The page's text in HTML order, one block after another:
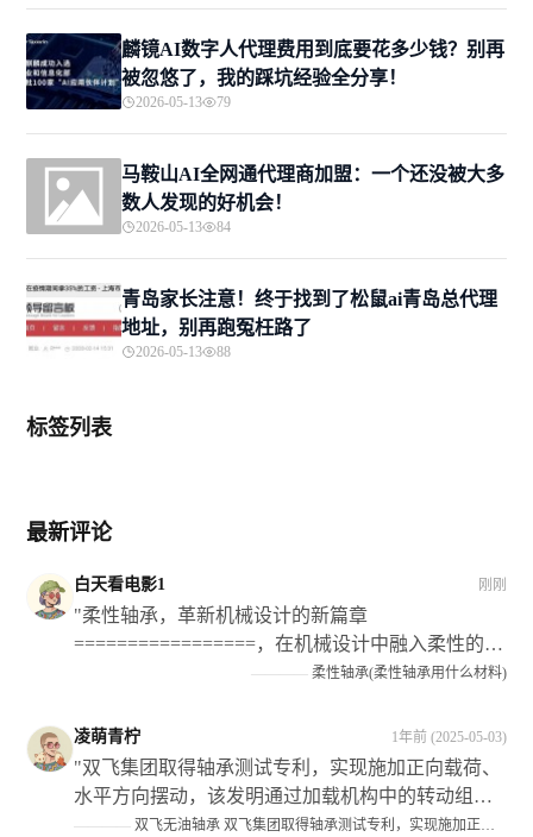
麟镜AI数字人代理费用到底要花多少钱？别再
被忽悠了，我的踩坑经验全分享！
2026-05-13 79
马鞍山AI全网通代理商加盟：一个还没被大多
数人发现的好机会！
2026-05-13 84
青岛家长注意！终于找到了松鼠ai青岛总代理
地址，别再跑冤枉路了
2026-05-13 88
标签列表
最新评论
白天看电影1 刚刚
"柔性轴承，革新机械设计的新篇章
=================，在机械设计中融入柔性的理
念和技术手段已经成为当前的发展趋势之一；而在
愈发重要的角色。**它们不仅为机械设备提供了灵
活的转动和支撑作用**，还显著提升了设备的运行
效率和可靠性以及使用寿命等性能指标此外也为企
业带来了可观的经济效益和社会效益"
————柔性轴承(柔性轴承用什么材料)
凌萌青柠 1年前 (2025-05-03)
"双飞集团取得轴承测试专利，实现施加正向载荷、
水平方向摆动，该发明通过加载机构中的转动组件
调节了升降油缸在试验组上的位置关系；当对实验
———— 双飞无油轴承 双飞集团取得轴承测试专利，实现施加正向载荷，水平方向摆动，满足工况需求